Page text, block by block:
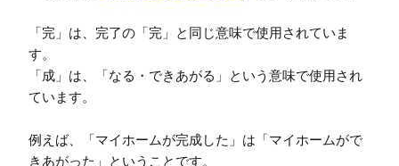
「完」は、完了の「完」と同じ意味で使用されていま
す。
「成」は、「なる・できあがる」という意味で使用され
ています。
例えば、「マイホームが完成した」は「マイホームがで
きあがった」ということです。